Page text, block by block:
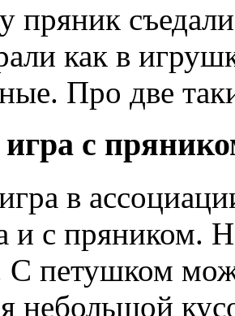
пряник
как в
Про две
с
в
и с пряником.
петушком
небольшой